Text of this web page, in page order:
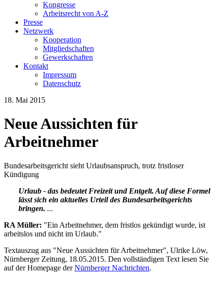
Kongresse
Arbeitsrecht von A-Z
Presse
Netzwerk
Kooperation
Mitgliedschaften
Gewerkschaften
Kontakt
Impressum
Datenschutz
18. Mai 2015
Neue Aussichten für
Arbeitnehmer
Bundesarbeitsgericht sieht Urlaubsanspruch, trotz fristloser
Kündigung
Urlaub - das bedeutet Freizeit und Entgelt. Auf diese Formel
lässt sich ein aktuelles Urteil des Bundesarbeitsgerichts
bringen. ...
RA Müller: "Ein Arbeitnehmer, dem fristlos gekündigt wurde, ist
arbeitslos und nicht im Urlaub."
Textauszug aus "Neue Aussichten für Arbeitnehmer", Ulrike Löw,
Nürnberger Zeitung, 18.05.2015. Den vollständigen Text lesen Sie
auf der Homepage derNürnberger Nachrichten.